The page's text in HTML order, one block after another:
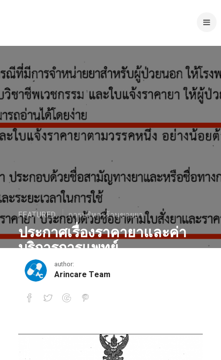
FEATURED การบริหารร้านขายยา
ประกาศเรื่องราคายาและค่า
บริการการแพทย์
May 31, 2019author:
Arincare Team
ประกาศเรื่องราคายาและค่าบริการการแพ